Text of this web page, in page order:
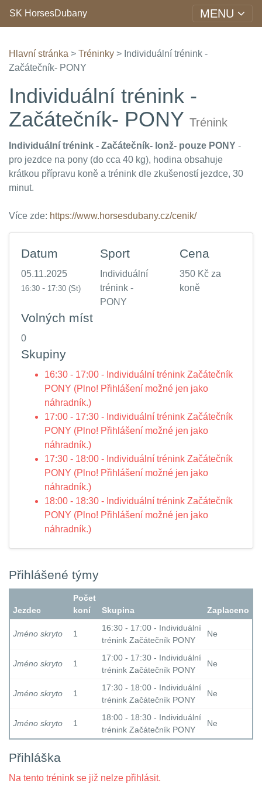
SK HorsesDubany MENU
Hlavní stránka > Tréninky > Individuální trénink -
Začátečník- PONY
Individuální trénink -
Začátečník- PONY Trénink
Individuální trénink - Začátečník- lonž- pouze PONY -
pro jezdce na pony (do cca 40 kg), hodina obsahuje
krátkou přípravu koně a trénink dle zkušeností jezdce, 30
minut.
Více zde: https://www.horsesdubany.cz/cenik/
Datum
05.11.2025
16:30 - 17:30 (St)
Sport
Individuální
trénink -
PONY
Cena
350 Kč za
koně
Volných míst
0
Skupiny
16:30 - 17:00 - Individuální trénink Začátečník
PONY (Plno! Přihlášení možné jen jako
náhradník.)
17:00 - 17:30 - Individuální trénink Začátečník
PONY (Plno! Přihlášení možné jen jako
náhradník.)
17:30 - 18:00 - Individuální trénink Začátečník
PONY (Plno! Přihlášení možné jen jako
náhradník.)
18:00 - 18:30 - Individuální trénink Začátečník
PONY (Plno! Přihlášení možné jen jako
náhradník.)
Přihlášené týmy
Jezdec
Počet
koní
Skupina Zaplaceno
Jméno skryto 1
16:30 - 17:00 - Individuální
trénink Začátečník PONY
Ne
Jméno skryto 1
17:00 - 17:30 - Individuální
trénink Začátečník PONY
Ne
Jméno skryto 1
17:30 - 18:00 - Individuální
trénink Začátečník PONY
Ne
Jméno skryto 1
18:00 - 18:30 - Individuální
trénink Začátečník PONY
Ne
Přihláška
Na tento trénink se již nelze přihlásit.